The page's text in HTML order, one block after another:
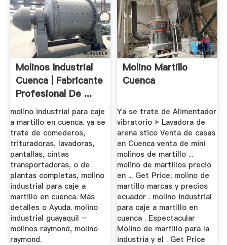
Molinos Industrial
Cuenca | Fabricante
Profesional De ...
molino industrial para caje
a martillo en cuenca. ya se
trate de comederos,
trituradoras, lavadoras,
pantallas, cintas
transportadoras, o de
plantas completas, molino
industrial para caje a
martillo en cuenca. Más
detalles o Ayuda. molino
industrial guayaquil –
molinos raymond, molino
raymond.
Molino Martillo
Cuenca
Ya se trate de Alimentador
vibratorio » Lavadora de
arena stico Venta de casas
en Cuenca venta de mini
molinos de martillo ...
molino de martillos precio
en ... Get Price; molino de
martillo marcas y precios
ecuador . molino industrial
para caje a martillo en
cuenca . Espectacular
Molino de martillo para la
industria y el . Get Price